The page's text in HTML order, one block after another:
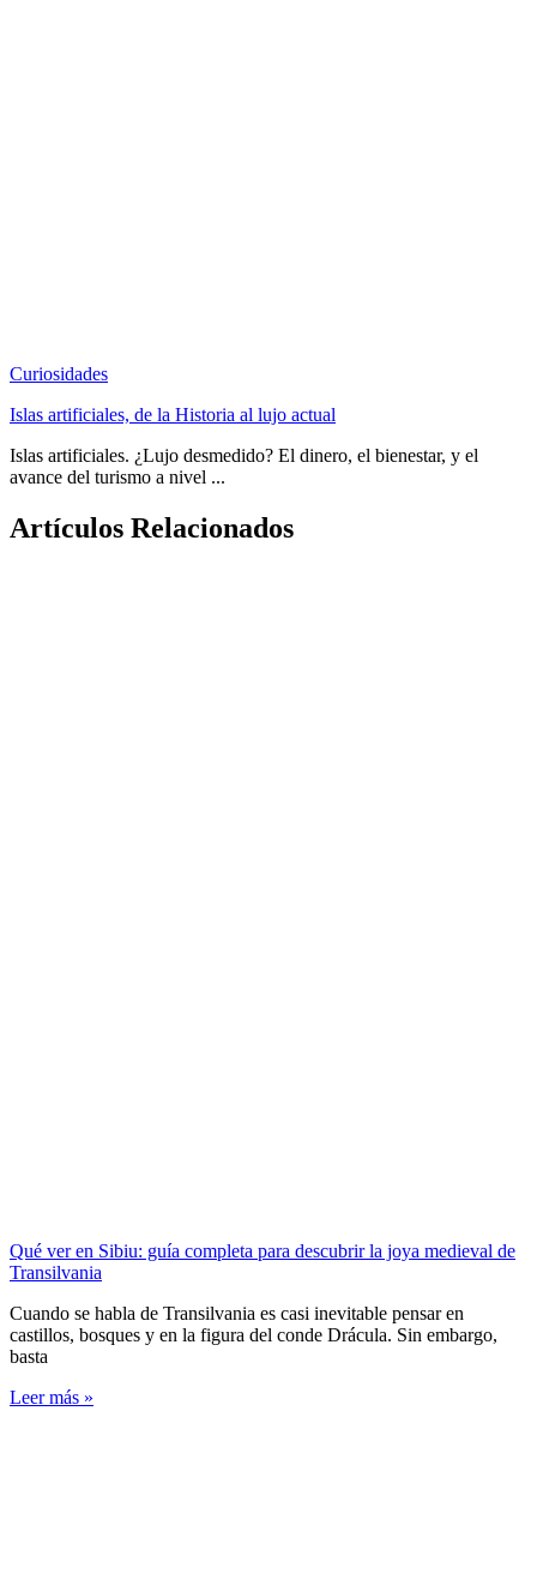
Curiosidades
Islas artificiales, de la Historia al lujo actual
Islas artificiales. ¿Lujo desmedido? El dinero, el bienestar, y el
avance del turismo a nivel ...
Artículos Relacionados
Qué ver en Sibiu: guía completa para descubrir la joya medieval de
Transilvania
Cuando se habla de Transilvania es casi inevitable pensar en
castillos, bosques y en la figura del conde Drácula. Sin embargo,
basta
Leer más »